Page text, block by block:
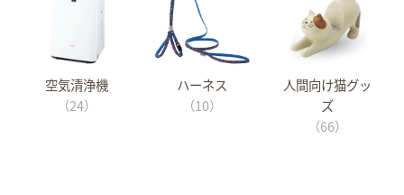
空気清浄機
（24）
ハーネス
（10）
人間向け猫グッ
ズ
（66）